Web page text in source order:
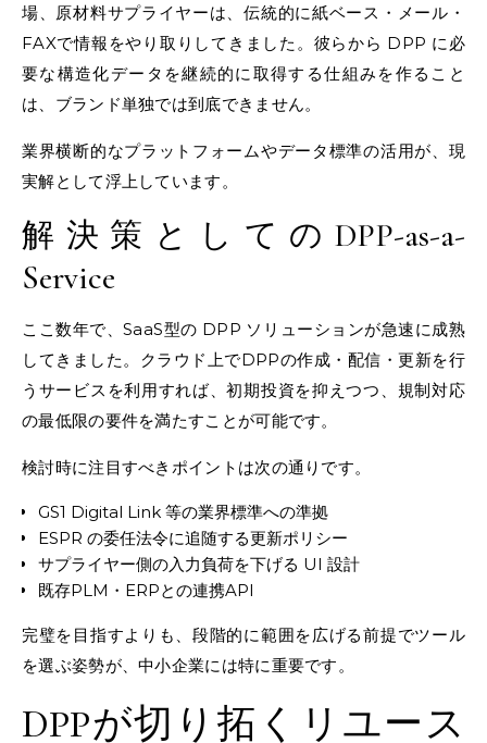
場、原材料サプライヤーは、伝統的に紙ベース・メール・
FAXで情報をやり取りしてきました。彼らから DPP に必
要な構造化データを継続的に取得する仕組みを作ること
は、ブランド単独では到底できません。
業界横断的なプラットフォームやデータ標準の活用が、現
実解として浮上しています。
解決策としてのDPP-as-a-
Service
ここ数年で、SaaS型の DPP ソリューションが急速に成熟
してきました。クラウド上でDPPの作成・配信・更新を行
うサービスを利用すれば、初期投資を抑えつつ、規制対応
の最低限の要件を満たすことが可能です。
検討時に注目すべきポイントは次の通りです。
GS1 Digital Link 等の業界標準への準拠
ESPR の委任法令に追随する更新ポリシー
サプライヤー側の入力負荷を下げる UI 設計
既存PLM・ERPとの連携API
完璧を目指すよりも、段階的に範囲を広げる前提でツール
を選ぶ姿勢が、中小企業には特に重要です。
DPPが切り拓くリユース